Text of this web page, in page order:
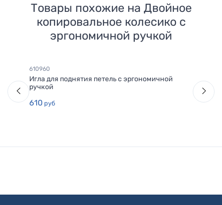
Товары похожие на Двойное
копировальное колесико с
эргономичной ручкой
610960
Игла для поднятия петель с эргономичной
ручкой
610 руб